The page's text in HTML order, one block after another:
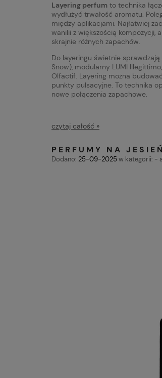
Layering perfum to technika
wydłużyć trwałość aromatu.
między aplikacjami. Najłatwiej
wanilii z większością kompozycji,
skrajnie różnych zapachów.
Do layeringu świetnie
Snow), modularny LUMI
Olfactif. Layering można
punkty pulsacyjne. To technika
nowe połączenia zapachowe.
czytaj całość »
PERFUMY NA
Dodano: 25-09-2025w kategorii: -